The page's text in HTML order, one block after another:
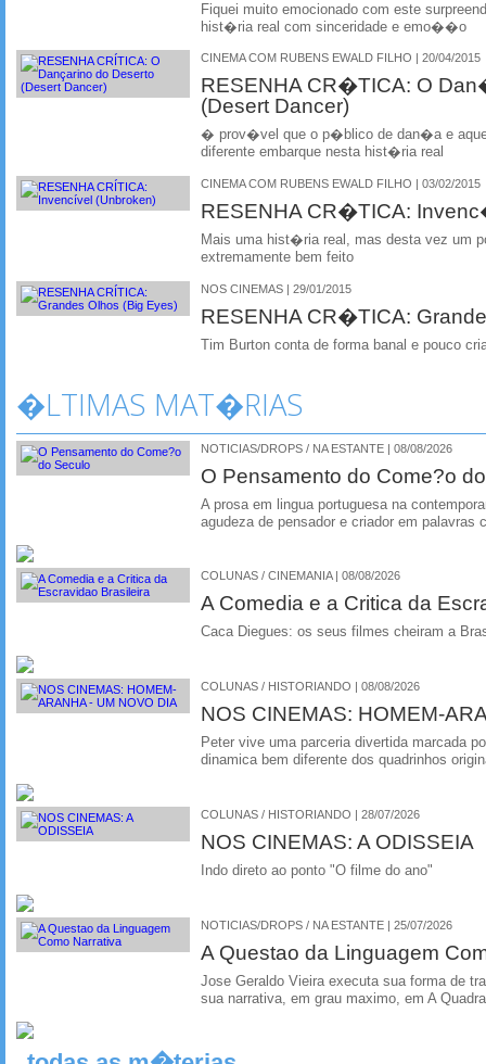
Fiquei muito emocionado com este
hist�ria real com sinceridade e emo��o
CINEMA COM RUBENS EWALD FILHO | 20/04/2015
RESENHA CR�TICA: O
(Desert Dancer)
� prov�vel que o p�blico de dan�a e
diferente embarque nesta hist�ria real
CINEMA COM RUBENS EWALD FILHO | 03/02/2015
RESENHA CR�TICA:
Mais uma hist�ria real, mas desta vez um
extremamente bem feito
NOS CINEMAS | 29/01/2015
RESENHA CR�TICA:
Tim Burton conta de forma banal e pouco
�LTIMAS MAT�RIAS
NOTICIAS/DROPS / NA ESTANTE | 08/08/2026
O Pensamento do Come?o
A prosa em lingua portuguesa na
agudeza de pensador e criador em palavras
COLUNAS / CINEMANIA | 08/08/2026
A Comedia e a Critica da
Caca Diegues: os seus filmes cheiram a
COLUNAS / HISTORIANDO | 08/08/2026
NOS CINEMAS: HOMEM-
Peter vive uma parceria divertida marcada
dinamica bem diferente dos quadrinhos
COLUNAS / HISTORIANDO | 28/07/2026
NOS CINEMAS: A ODISSEIA
Indo direto ao ponto "O filme do ano"
NOTICIAS/DROPS / NA ESTANTE | 25/07/2026
A Questao da Linguagem
Jose Geraldo Vieira executa sua forma de
sua narrativa, em grau maximo, em A